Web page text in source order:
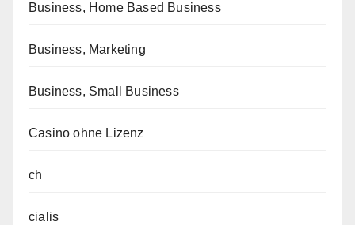
Business, Home Based Business
Business, Marketing
Business, Small Business
Casino ohne Lizenz
ch
cialis